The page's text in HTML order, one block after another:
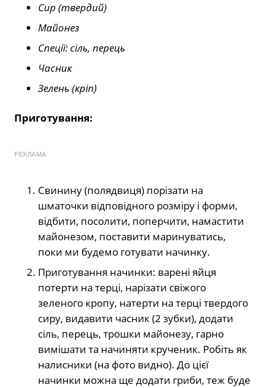
Сир (твердий)
Майонез
Спеції: сіль, перець
Часник
Зелень (кріп)
Приготування:
РЕКЛАМА
Свинину (полядвиця) порізати на
шматочки відповідного розміру і форми,
відбити, посолити, поперчити, намастити
майонезом, поставити маринуватись,
поки ми будемо готувати начинку.
Приготування начинки: варені яйця
потерти на терці, нарізати свіжого
зеленого кропу, натерти на терці твердого
сиру, видавити часник (2 зубки), додати
сіль, перець, трошки майонезу, гарно
вимішати та начиняти крученик. Робіть як
налисники (на фото видно). До цієї
начинки можна ще додати гриби, теж буде